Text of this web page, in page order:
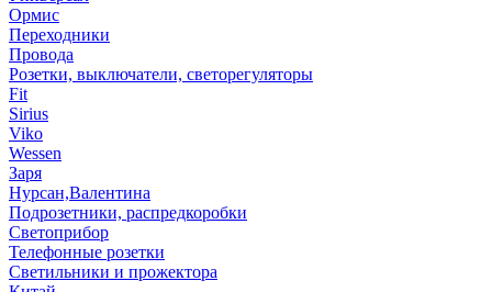
Ормис
Переходники
Провода
Розетки, выключатели, светорегуляторы
Fit
Sirius
Viko
Wessen
Заря
Нурсан,Валентина
Подрозетники, распредкоробки
Светоприбор
Телефонные розетки
Светильники и прожектора